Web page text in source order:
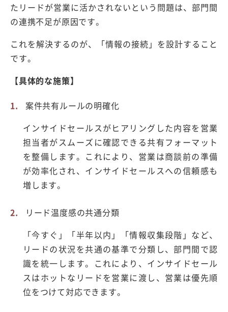
たリードが営業に活かされないという問題は、部門間
の連携不足が原因です。
これを解決するのが、
「情報の接続」を設計すること
です。
【具体的な施策】
案件共有ルールの明確化
インサイドセールスがヒアリングした内容を営業
担当者がスムーズに確認できる共有フォーマット
を整備します。これにより、営業は商談前の準備
が効率化され、インサイドセールスへの信頼感も
増します。
リード温度感の共通分類
「今すぐ」「半年以内」「情報収集段階」など、
リードの状況を共通の基準で分類し、部門間で認
識を統一します。これにより、インサイドセール
スはホットなリードを営業に渡し、営業は優先順
位をつけて対応できます。